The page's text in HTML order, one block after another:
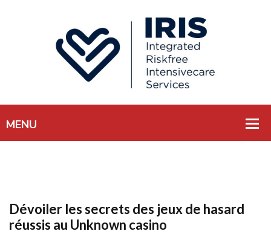
Dévoiler les secrets des jeux de hasard
réussis au Unknown casino